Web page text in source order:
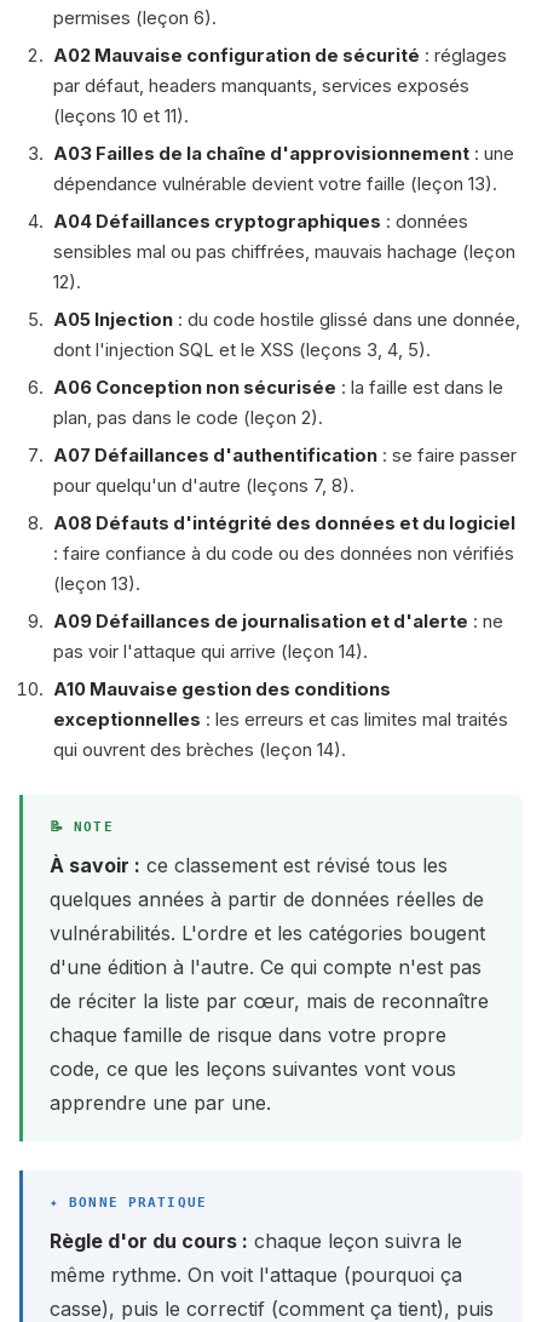
permises (leçon 6).
A02 Mauvaise configuration de sécurité : réglages
par défaut, headers manquants, services exposés
(leçons 10 et 11).
A03 Failles de la chaîne d'approvisionnement : une
dépendance vulnérable devient votre faille (leçon 13).
A04 Défaillances cryptographiques : données
sensibles mal ou pas chiffrées, mauvais hachage (leçon
12).
A05 Injection : du code hostile glissé dans une donnée,
dont l'injection SQL et le XSS (leçons 3, 4, 5).
A06 Conception non sécurisée : la faille est dans le
plan, pas dans le code (leçon 2).
A07 Défaillances d'authentification : se faire passer
pour quelqu'un d'autre (leçons 7, 8).
A08 Défauts d'intégrité des données et du logiciel
: faire confiance à du code ou des données non vérifiés
(leçon 13).
A09 Défaillances de journalisation et d'alerte : ne
pas voir l'attaque qui arrive (leçon 14).
A10 Mauvaise gestion des conditions
exceptionnelles : les erreurs et cas limites mal traités
qui ouvrent des brèches (leçon 14).
À savoir : ce classement est révisé tous les
quelques années à partir de données réelles de
vulnérabilités. L'ordre et les catégories bougent
d'une édition à l'autre. Ce qui compte n'est pas
de réciter la liste par cœur, mais de reconnaître
chaque famille de risque dans votre propre
code, ce que les leçons suivantes vont vous
apprendre une par une.
Règle d'or du cours : chaque leçon suivra le
même rythme. On voit l'attaque (pourquoi ça
casse), puis le correctif (comment ça tient), puis